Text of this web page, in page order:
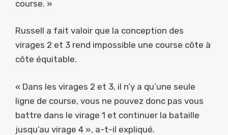
course. »
Russell a fait valoir que la conception des
virages 2 et 3 rend impossible une course côte à
côte équitable.
« Dans les virages 2 et 3, il n’y a qu’une seule
ligne de course, vous ne pouvez donc pas vous
battre dans le virage 1 et continuer la bataille
jusqu’au virage 4 », a-t-il expliqué.